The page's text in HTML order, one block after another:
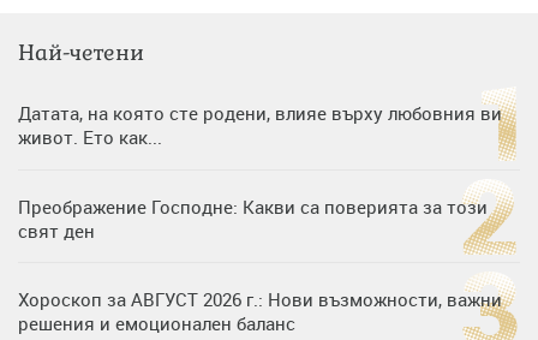
Най-четени
Датата, на която сте родени, влияе върху любовния ви
живот. Ето как...
Преображение Господне: Какви са поверията за този
свят ден
Хороскоп за АВГУСТ 2026 г.: Нови възможности, важни
решения и емоционален баланс